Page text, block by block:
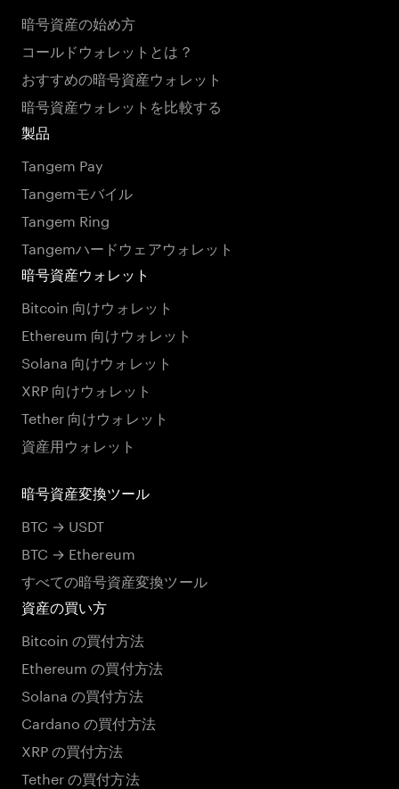
暗号資産の始め方
コールドウォレットとは？
おすすめの暗号資産ウォレット
暗号資産ウォレットを比較する
製品
Tangem Pay
Tangemモバイル
Tangem Ring
Tangemハードウェアウォレット
暗号資産ウォレット
Bitcoin 向けウォレット
Ethereum 向けウォレット
Solana 向けウォレット
XRP 向けウォレット
Tether 向けウォレット
資産用ウォレット
暗号資産変換ツール
BTC → USDT
BTC → Ethereum
すべての暗号資産変換ツール
資産の買い方
Bitcoin の買付方法
Ethereum の買付方法
Solana の買付方法
Cardano の買付方法
XRP の買付方法
Tether の買付方法